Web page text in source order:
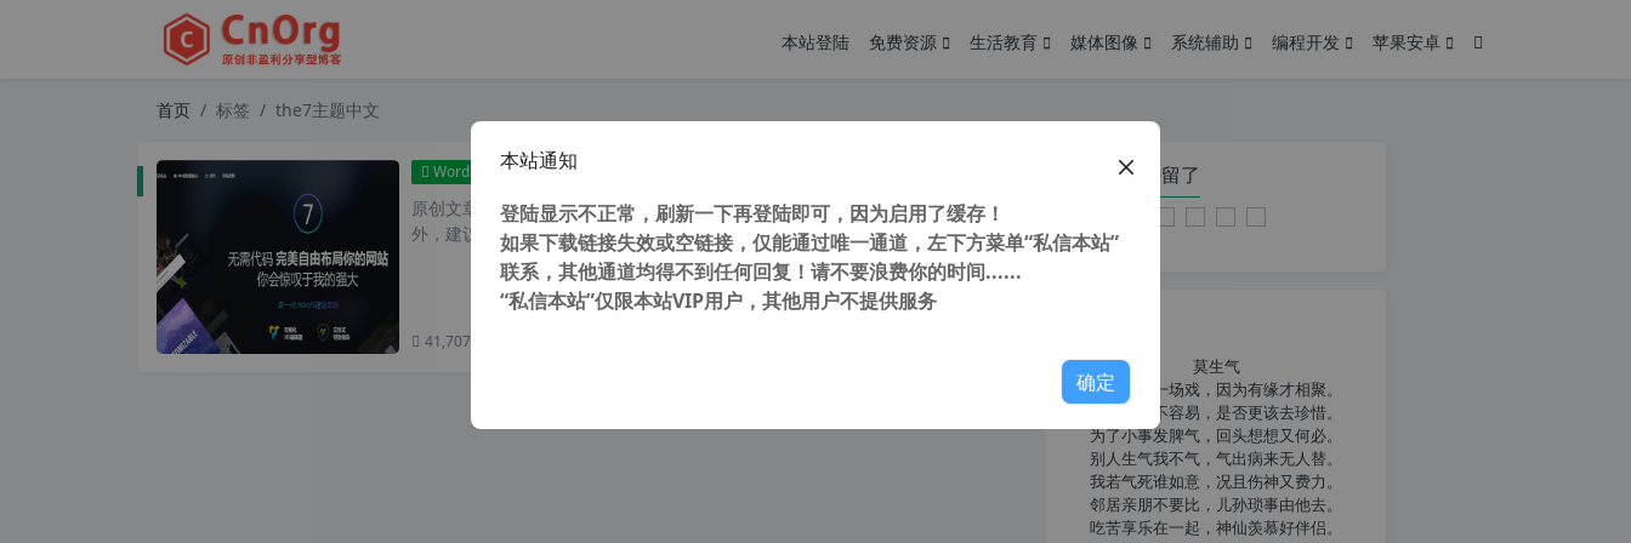
本站登陆 免费资源 生活教育 媒体图像 系统辅助 编程开发 苹果安卓
首页 标签 the7主题中文
WordPress主题 WordPress多用途企业主题 The7 Theme 中文汉化授权版更新至 v10.2.0
原创文章，转载请注明： 转载自cnorg.12hp.de 注意：由于网站空间位于国
外，建议避开晚上的访问高峰期...
41,707 次浏览
您在本页停留了
莫生气
人生就像一场戏，因为有缘才相聚。
相扶到老不容易，是否更该去珍惜。
为了小事发脾气，回头想想又何必。
别人生气我不气，气出病来无人替。
我若气死谁如意，况且伤神又费力。
邻居亲朋不要比，儿孙琐事由他去。
吃苦享乐在一起，神仙羡慕好伴侣。
本站通知
登陆显示不正常，刷新一下再登陆即可，因为启用了缓存！
如果下载链接失效或空链接，仅能通过唯一通道，左下方菜单“私信本站”
联系，其他通道均得不到任何回复！请不要浪费你的时间......
“私信本站”仅限本站VIP用户，其他用户不提供服务
确定